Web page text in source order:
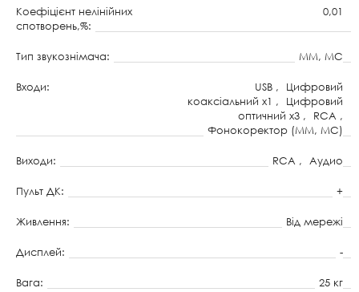
Коефіцієнт нелінійних
спотворень,%:
0,01
Тип звукознімача: MM, MC
Входи: USB ,
Цифровий
коаксіальний x1 ,
Цифровий
оптичний x3 ,
RCA ,
Фонокоректор (MM, MC)
Виходи: RCA , Аудио
Пульт ДК: +
Живлення: Від мережі
Дисплей: -
Вага: 25 кг